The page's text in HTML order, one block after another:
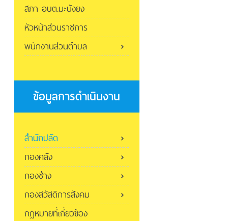
สภา อบต.มะนังยง
หัวหน้าส่วนราชการ
พนักงานส่วนตำบล
ข้อมูลการดำเนินงาน
สำนักปลัด
กองคลัง
กองช่าง
กองสวัสดิการสังคม
กฎหมายที่เกี่ยวข้อง